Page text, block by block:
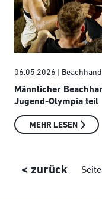
06.05.2026 |
Männlicher
Jugend-Olympia teil
MEHR LESEN
Seitennummerierung
Vorherige Seite
< zurück